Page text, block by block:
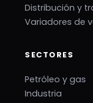
Distribución y
Variadores de
SECTORES
Petróleo y gas
Industria